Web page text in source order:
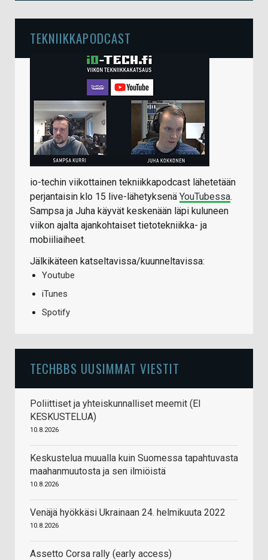
TEKNIIKKAPODCAST
io-techin viikottainen tekniikkapodcast lähetetään
perjantaisin klo 15 live-lähetyksenä YouTubessa.
Sampsa ja Juha käyvät keskenään läpi kuluneen
viikon ajalta ajankohtaiset tietotekniikka- ja
mobiiliaiheet.
Jälkikäteen katseltavissa/kuunneltavissa:
Youtube
iTunes
Spotify
TECHBBS UUSIMMAT VIESTIT
Poliittiset ja yhteiskunnalliset meemit (EI
KESKUSTELUA)
10.8.2026
Keskustelua muualla kuin Suomessa tapahtuvasta
maahanmuutosta ja sen ilmiöistä
10.8.2026
Venäjä hyökkäsi Ukrainaan 24. helmikuuta 2022
10.8.2026
Assetto Corsa rally (early access)